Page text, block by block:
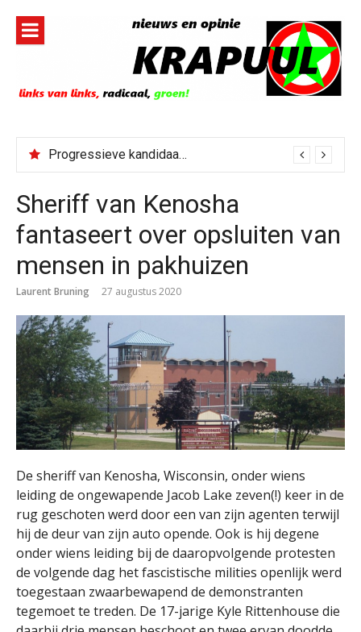
inhoud
Progressieve kandidaat El-Sayed senaatskandidaat Michigan
Sheriff van Kenosha
fantaseert over opsluiten van
mensen in pakhuizen
Laurent Bruning 27 augustus 2020
De sheriff van Kenosha, Wisconsin, onder wiens
leiding de ongewapende Jacob Lake zeven(!) keer in de
rug geschoten werd door een van zijn agenten terwijl
hij de deur van zijn auto opende. Ook is hij degene
onder wiens leiding bij de daaropvolgende protesten
de volgende dag het fascistische milities openlijk werd
toegestaan zwaarbewapend de demonstranten
tegemoet te treden. De 17-jarige Kyle Rittenhouse die